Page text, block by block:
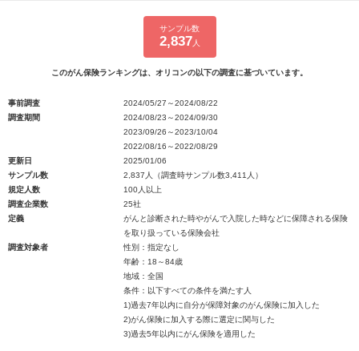
サンプル数
2,837 人
このがん保険ランキングは、オリコンの以下の調査に基づいています。
事前調査
2024/05/27～2024/08/22
調査期間
2024/08/23～2024/09/30
2023/09/26～2023/10/04
2022/08/16～2022/08/29
更新日
2025/01/06
サンプル数
2,837人（調査時サンプル数3,411人）
規定人数
100人以上
調査企業数
25社
定義
がんと診断された時やがんで入院した時などに保障される保険
を取り扱っている保険会社
調査対象者
性別：指定なし
年齢：18～84歳
地域：全国
条件：以下すべての条件を満たす人
1)過去7年以内に自分が保障対象のがん保険に加入した
2)がん保険に加入する際に選定に関与した
3)過去5年以内にがん保険を適用した